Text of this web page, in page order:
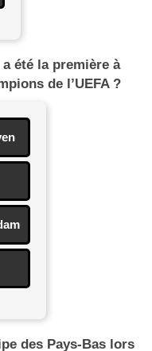
été la première à
de l’UEFA ?
des Pays-Bas lors